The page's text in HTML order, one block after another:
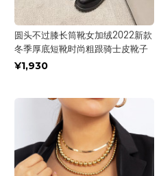
圆头不过膝长筒靴女加绒2022新款
冬季厚底短靴时尚粗跟骑士皮靴子
¥1,930